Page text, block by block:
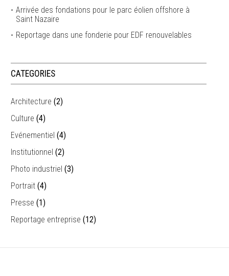
Arrivée des fondations pour le parc éolien offshore à
Saint Nazaire
Reportage dans une fonderie pour EDF renouvelables
CATEGORIES
Architecture (2)
Culture (4)
Evénementiel (4)
Institutionnel (2)
Photo industriel (3)
Portrait (4)
Presse (1)
Reportage entreprise (12)